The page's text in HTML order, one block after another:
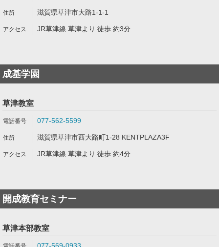
滋賀県草津市大路1-1-1
JR草津線 草津より 徒歩 約3分
成基学園
草津教室
077-562-5599
滋賀県草津市西大路町1-28 KENTPLAZA3F
JR草津線 草津より 徒歩 約4分
開成教育セミナー
草津本部教室